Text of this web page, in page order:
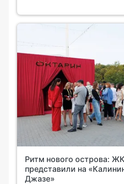
Ритм нового острова:
представили на
Джазе»